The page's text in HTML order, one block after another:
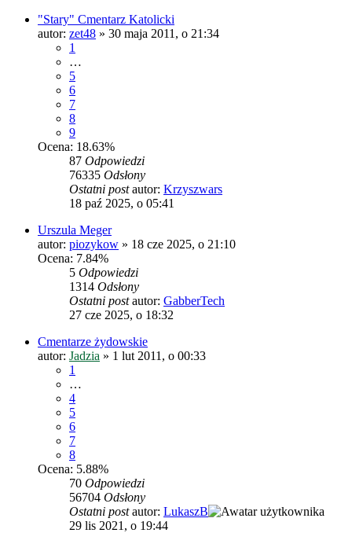
"Stary" Cmentarz Katolicki
autor: zet48 » 30 maja 2011, o 21:34
1
…
5
6
7
8
9
Ocena: 18.63%
87 Odpowiedzi
76335 Odsłony
Ostatni postautor: Krzyszwars
18 paź 2025, o 05:41
Urszula Meger
autor: piozykow » 18 cze 2025, o 21:10
Ocena: 7.84%
5 Odpowiedzi
1314 Odsłony
Ostatni postautor: GabberTech
27 cze 2025, o 18:32
Cmentarze żydowskie
autor: Jadzia » 1 lut 2011, o 00:33
1
…
4
5
6
7
8
Ocena: 5.88%
70 Odpowiedzi
56704 Odsłony
Ostatni postautor: LukaszB
29 lis 2021, o 19:44